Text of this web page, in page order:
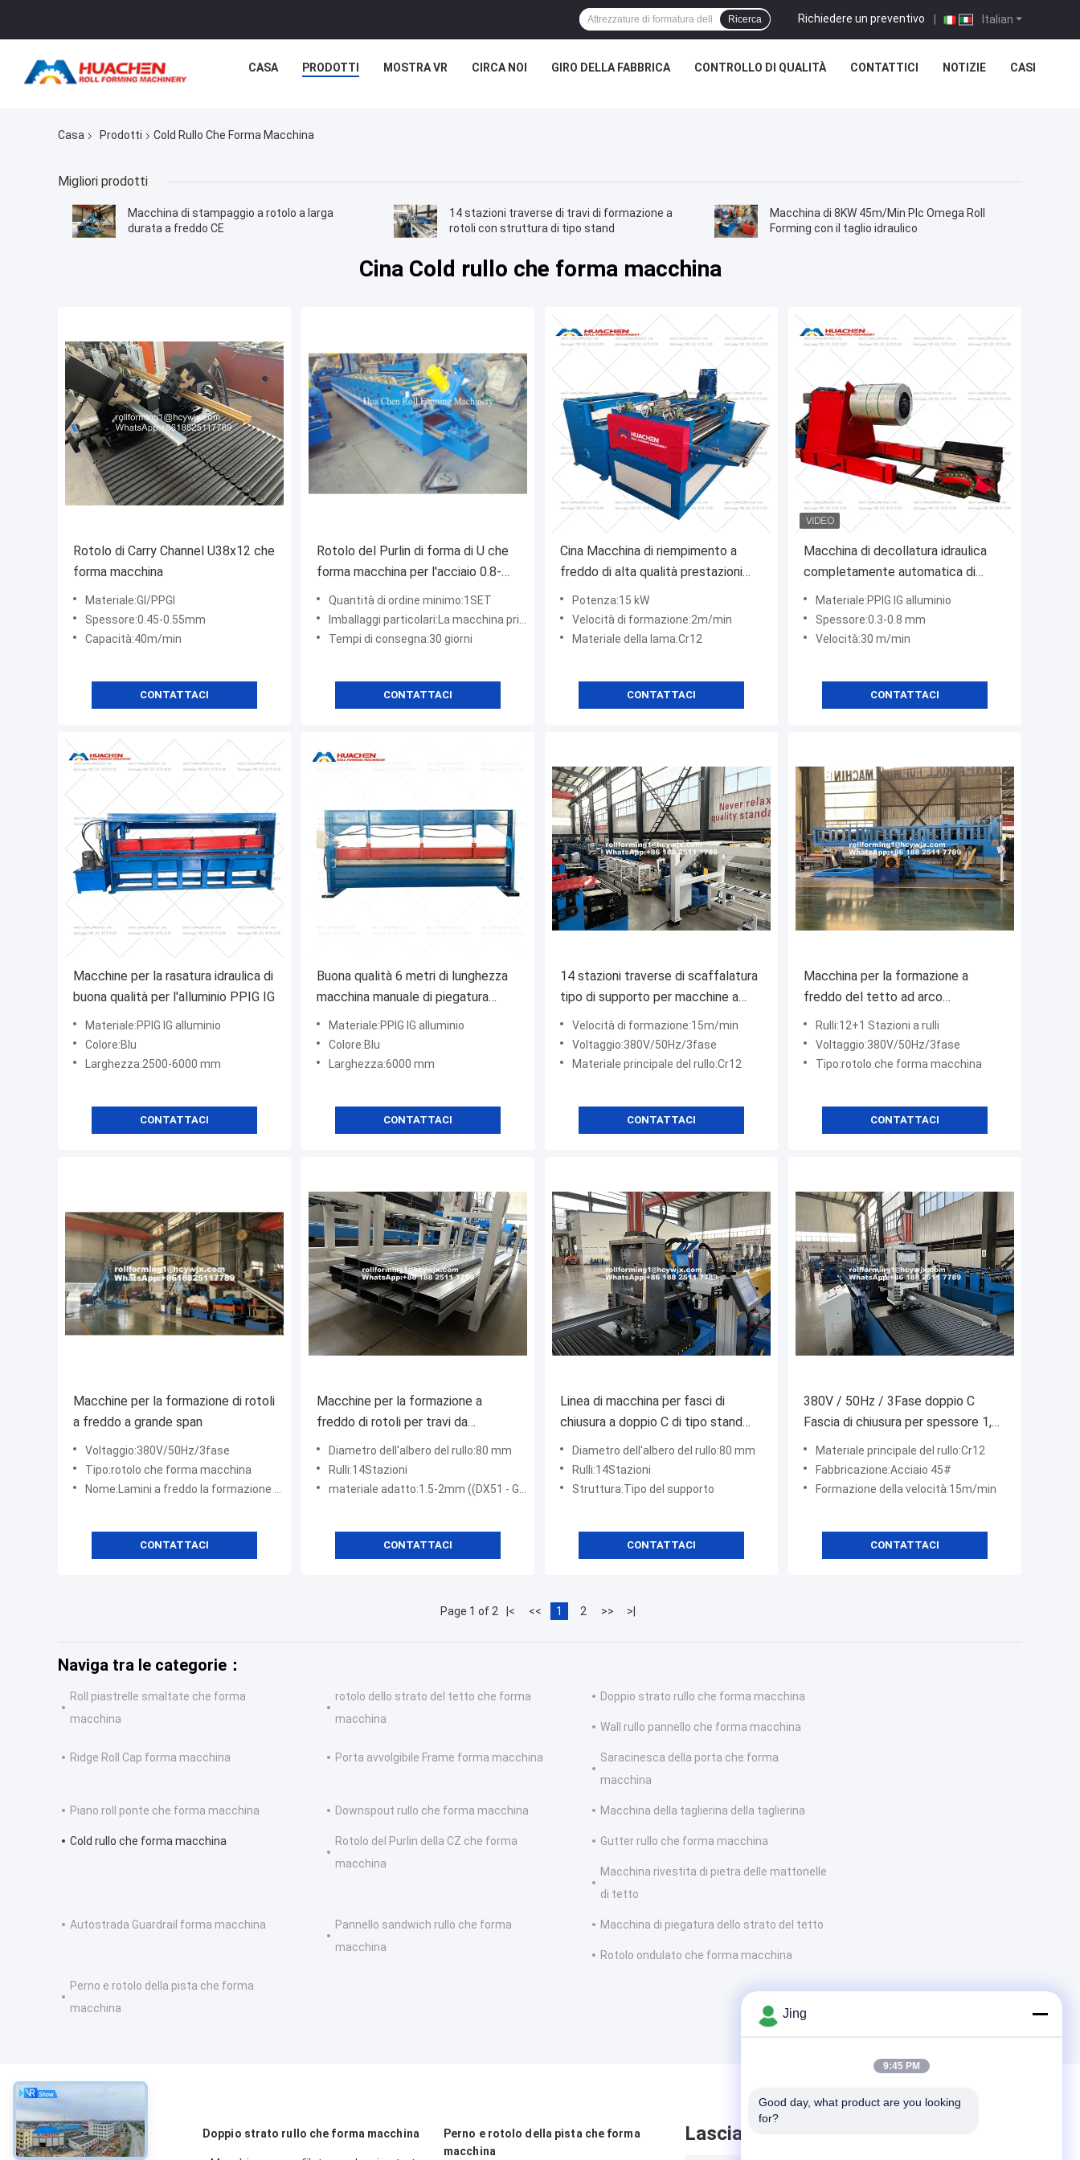
Italian
Richiedere un preventivo |
Ricerca
CASA PRODOTTI MOSTRA VR CIRCA NOI GIRO DELLA FABBRICA CONTROLLO DI QUALITÀ CONTATTICI NOTIZIE CASI
Casa Prodotti Cold Rullo Che Forma Macchina
Migliori prodotti
Macchina di stampaggio a rotolo a larga
durata a freddo CE
14 stazioni traverse di travi di formazione a
rotoli con struttura di tipo stand
Macchina di 8KW 45m/Min Plc Omega Roll
Forming con il taglio idraulico
Cina Cold rullo che forma macchina
Rotolo di Carry Channel U38x12 che
forma macchina
Materiale:GI/PPGI
Spessore:0.45-0.55mm
Capacità:40m/min
CONTATTACI
Rotolo del Purlin di forma di U che
forma macchina per l'acciaio 0.8-
1.2mm del cuscinetto dell'asse
Quantità di ordine minimo:1SET
Imballaggi particolari:La macchina principale e' nuda, la scatola di controllo del computer e' confezionata in scatola di c
Tempi di consegna:30 giorni
CONTATTACI
Cina Macchina di riempimento a
freddo di alta qualità prestazioni
superiori
Potenza:15 kW
Velocità di formazione:2m/min
Materiale della lama:Cr12
CONTATTACI
Macchina di decollatura idraulica
completamente automatica di
buona qualità per bobine di
supporto
Materiale:PPIG IG alluminio
Spessore:0.3-0.8 mm
Velocità:30 m/min
CONTATTACI
Macchine per la rasatura idraulica di
buona qualità per l'alluminio PPIG IG
Materiale:PPIG IG alluminio
Colore:Blu
Larghezza:2500-6000 mm
CONTATTACI
Buona qualità 6 metri di lunghezza
macchina manuale di piegatura
idraulica di lamiere metalliche
Materiale:PPIG IG alluminio
Colore:Blu
Larghezza:6000 mm
CONTATTACI
14 stazioni traverse di scaffalatura
tipo di supporto per macchine a
rotolamento a freddo
Velocità di formazione:15m/min
Voltaggio:380V/50Hz/3fase
Materiale principale del rullo:Cr12
CONTATTACI
Macchina per la formazione a
freddo del tetto ad arco
superspano 15 m/min
Rulli:12+1 Stazioni a rulli
Voltaggio:380V/50Hz/3fase
Tipo:rotolo che forma macchina
CONTATTACI
Macchine per la formazione di rotoli
a freddo a grande span
Voltaggio:380V/50Hz/3fase
Tipo:rotolo che forma macchina
Nome:Lamini a freddo la formazione della macchina
CONTATTACI
Macchine per la formazione a
freddo di rotoli per travi da
scaffalatura
Diametro dell'albero del rullo:80 mm
Rulli:14Stazioni
materiale adatto:1.5-2mm ((DX51 - GALVANIZATO/Q300-350)
CONTATTACI
Linea di macchina per fasci di
chiusura a doppio C di tipo stand
con 80 mm di diametro dell'albero a
rulli e 14 stazioni
Diametro dell'albero del rullo:80 mm
Rulli:14Stazioni
Struttura:Tipo del supporto
CONTATTACI
380V / 50Hz / 3Fase doppio C
Fascia di chiusura per spessore 1,5-
2mmMateriale principale del rullo:Cr12
Fabbricazione:Acciaio 45#
Formazione della velocità:15m/min
CONTATTACI
Page 1 of 2 |< << 1 2 >> >|
Naviga tra le categorie：
Roll piastrelle smaltate che forma
macchina
rotolo dello strato del tetto che forma
macchina
Doppio strato rullo che forma macchina
Wall rullo pannello che forma macchina
Ridge Roll Cap forma macchina Porta avvolgibile Frame forma macchina
Saracinesca della porta che forma
macchina
Piano roll ponte che forma macchina Downspout rullo che forma macchina Macchina della taglierina della taglierina
Cold rullo che forma macchina
Rotolo del Purlin della CZ che forma
macchina
Gutter rullo che forma macchina
Macchina rivestita di pietra delle mattonelle
di tetto
Autostrada Guardrail forma macchina
Pannello sandwich rullo che forma
macchina
Macchina di piegatura dello strato del tetto
Rotolo ondulato che forma macchina
Perno e rotolo della pista che forma
macchina
circa Doppio strato rullo che forma macchina
Perno e rotolo della pista che forma
macchina
Lasciare messaggio
Jing
9:45 PM
Good day, what product are you looking
for?